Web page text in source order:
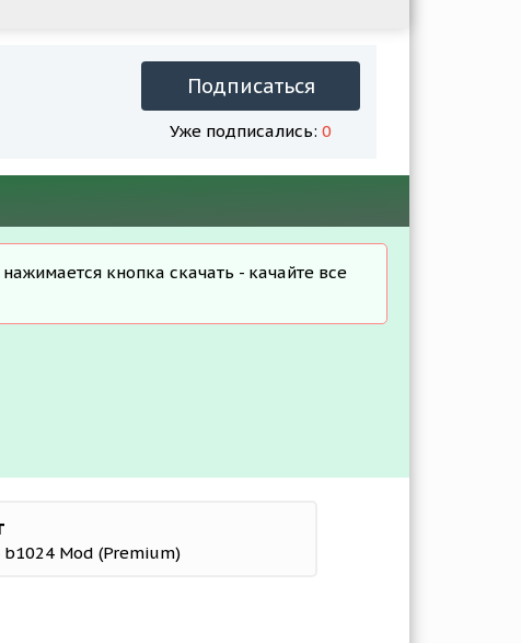
Подписаться
Уже подписались: 0
кнопка скачать - качайте все
Mod (Premium)